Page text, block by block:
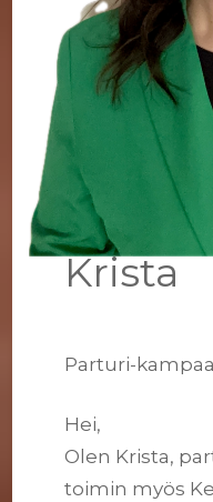
Krista
Parturi-
Hei,
Olen Krista,
toimin myös